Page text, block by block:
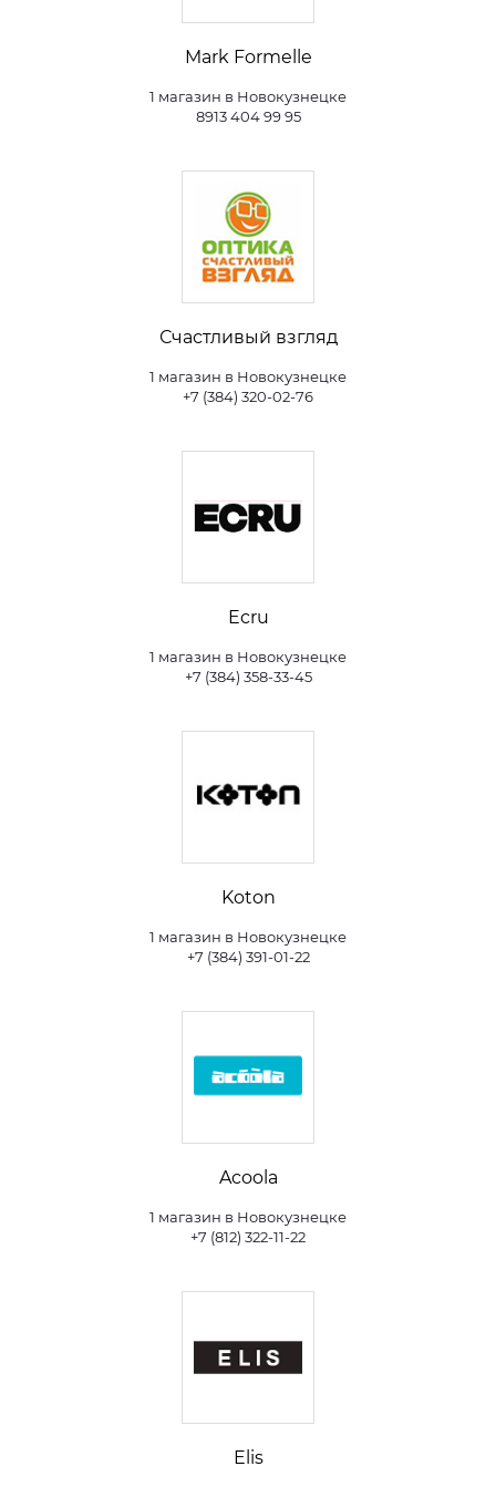
Mark Formelle
1 магазин в Новокузнецке
8913 404 99 95
Счастливый взгляд
1 магазин в Новокузнецке
+7 (384) 320-02-76
Ecru
1 магазин в Новокузнецке
+7 (384) 358-33-45
Koton
1 магазин в Новокузнецке
+7 (384) 391-01-22
Acoola
1 магазин в Новокузнецке
+7 (812) 322-11-22
Elis